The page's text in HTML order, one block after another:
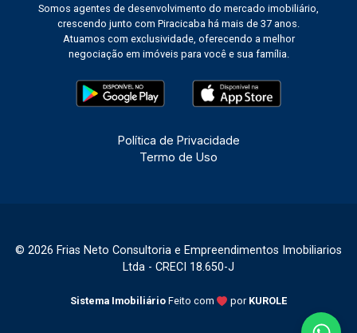
Somos agentes de desenvolvimento do mercado imobiliário,
crescendo junto com Piracicaba há mais de 37 anos.
Atuamos com exclusividade, oferecendo a melhor
negociação em imóveis para você e sua família.
Política de Privacidade
Termo de Uso
© 2026 Frias Neto Consultoria e Empreendimentos Imobiliarios
Ltda - CRECI 18.650-J
Sistema Imobiliário Feito com por KUROLE